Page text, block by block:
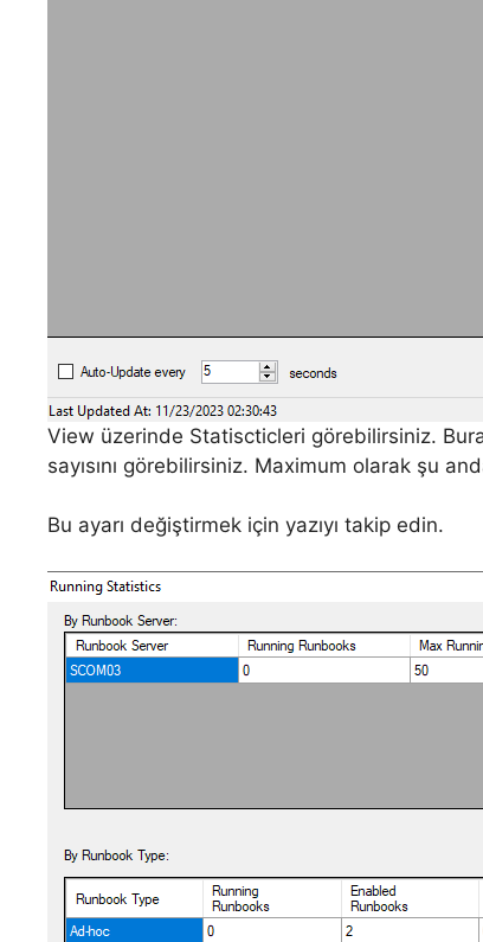
View üzerinde Statiscticleri görebilirsiniz.
sayısını görebilirsiniz. Maximum olarak şu
Bu ayarı değiştirmek için yazıyı takip edin.